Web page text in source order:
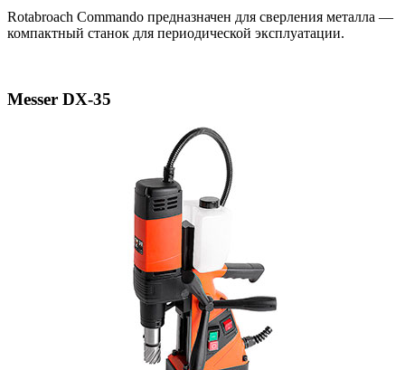
Rotabroach Commando предназначен для сверления металла —
компактный станок для периодической эксплуатации.
Messer DX-35